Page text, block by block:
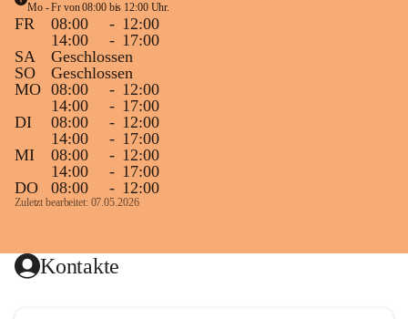
Mo - Fr von 08:00 bis 12:00 Uhr.
FR 08:00 - 12:00
14:00
- 17:00
SA
Geschlossen
SO
Geschlossen
MO 08:00 - 12:00
14:00
- 17:00
DI
08:00 - 12:00
14:00
- 17:00
MI
08:00 - 12:00
14:00
- 17:00
DO
08:00 - 12:00
Zuletzt bearbeitet: 07.05.2026
Kontakte